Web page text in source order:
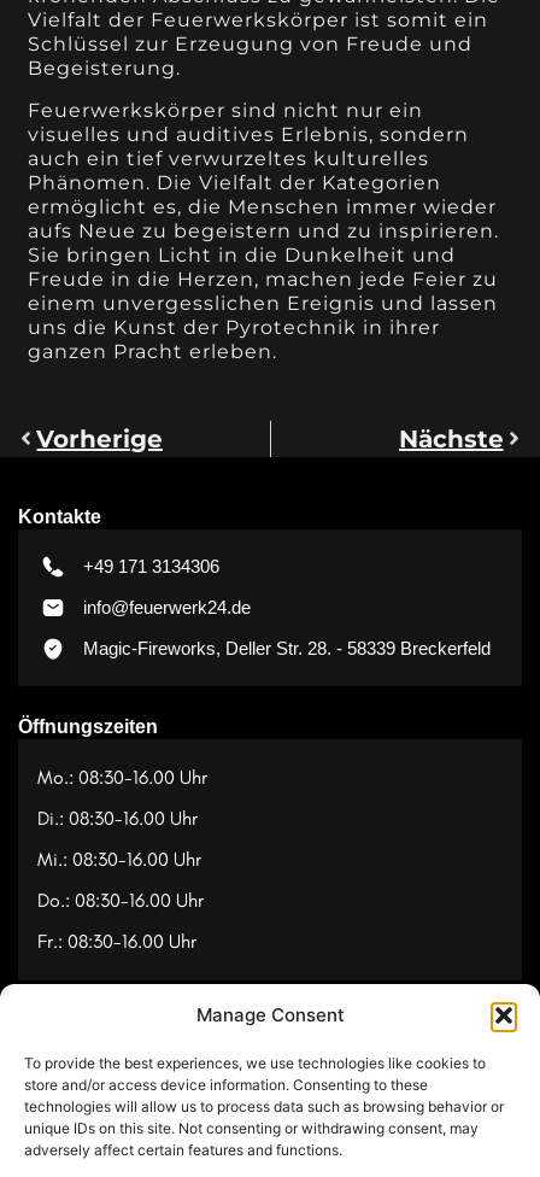
Manage Consent
To provide the best experiences, we use technologies like cookies to
store and/or access device information. Consenting to these
technologies will allow us to process data such as browsing behavior or
unique IDs on this site. Not consenting or withdrawing consent, may
adversely affect certain features and functions.
Vielfalt der Feuerwerkskörper ist somit ein
Schlüssel zur Erzeugung von Freude und
Begeisterung.
Feuerwerkskörper sind nicht nur ein
visuelles und auditives Erlebnis, sondern
auch ein tief verwurzeltes kulturelles
Phänomen. Die Vielfalt der Kategorien
ermöglicht es, die Menschen immer wieder
aufs Neue zu begeistern und zu inspirieren.
Sie bringen Licht in die Dunkelheit und
Freude in die Herzen, machen jede Feier zu
einem unvergesslichen Ereignis und lassen
uns die Kunst der Pyrotechnik in ihrer
ganzen Pracht erleben.
Vorherige Nächste
Kontakte
+49 171 3134306
info@feuerwerk24.de
Magic-Fireworks, Deller Str. 28. - 58339 Breckerfeld
Öffnungszeiten
Mo.: 08:30-16.00 Uhr
Di.: 08:30-16.00 Uhr
Mi.: 08:30-16.00 Uhr
Do.: 08:30-16.00 Uhr
Fr.: 08:30-16.00 Uhr
Referenzen
Videos
Über uns